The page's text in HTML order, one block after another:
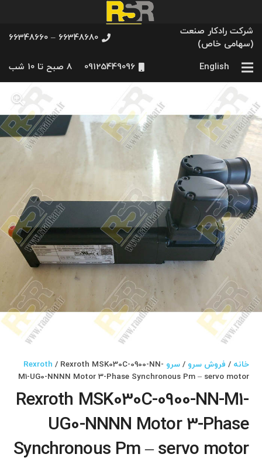
شرکت رادکار صنعت
(سهامی خاص)
66348680 – 66348660
English
09125449096 8 صبح تا 10 شب
خانه / فروش سرو /سرو Rexroth / Rexroth MSK030C-0900-NN-
M1-UG0-NNNN Motor 3-Phase Synchronous Pm – servo motor
Rexroth MSK030C-0900-NN-M1-
UG0-NNNN Motor 3-Phase
Synchronous Pm – servo motor